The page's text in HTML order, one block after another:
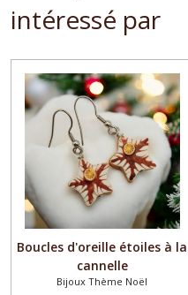
intéressé par
Boucles d'oreille étoiles à la
cannelle
Bijoux Thème Noël